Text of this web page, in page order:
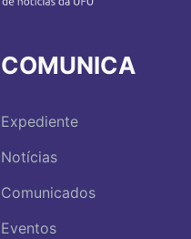
COMUNICA
Expediente
Notícias
Comunicados
Eventos